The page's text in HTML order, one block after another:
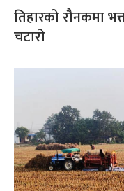
तिहारको रौनकमा
चटारो